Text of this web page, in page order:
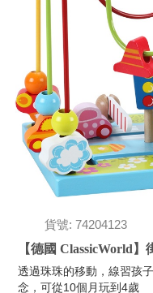
貨號: 74204123
【德國 ClassicWorld
透過珠珠的移動，線習孩
念，可從10個月玩到4歲